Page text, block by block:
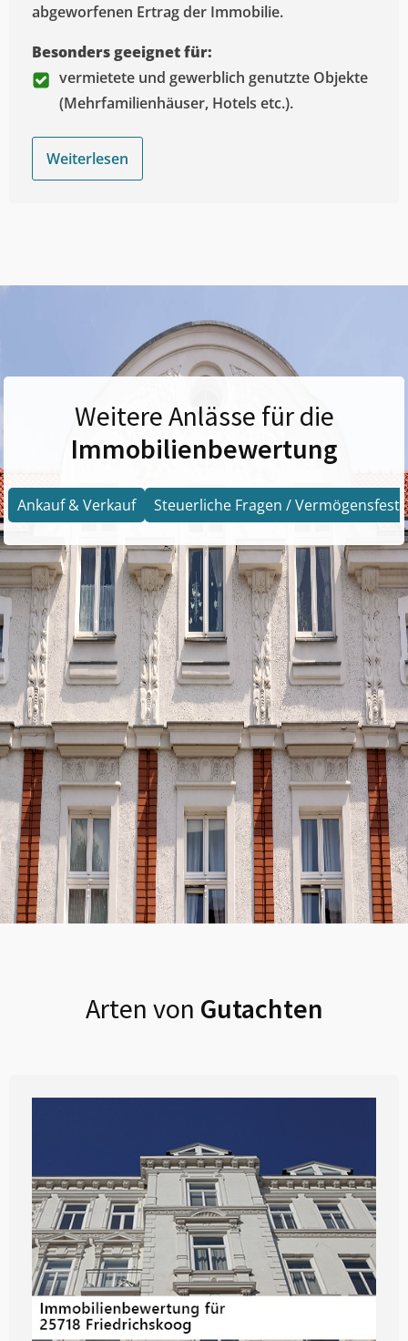
abgeworfenen Ertrag der Immobilie.
Besonders geeignet für:
vermietete und gewerblich genutzte Objekte
(Mehrfamilienhäuser, Hotels etc.).
Weiterlesen
Weitere Anlässe für die
Immobilienbewertung
Ankauf & Verkauf Steuerliche Fragen /
Arten von Gutachten